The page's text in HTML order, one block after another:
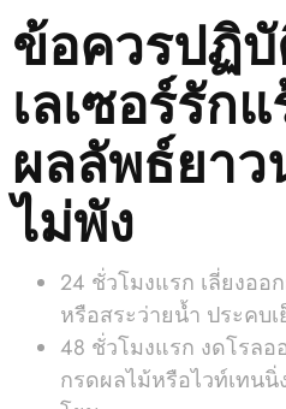
ข้อควรปฏิ
เลเซอร์รัก
ผลลัพธ์ยา
ไม่พัง
24 ชั่วโมงแรก เลี่ยงอ
หรือสระว่ายน้ำ ประคบ
48 ชั่วโมงแรก งดโรล
กรดผลไม้หรือไวท์เทน